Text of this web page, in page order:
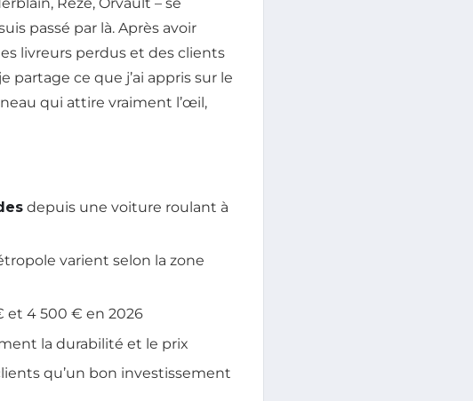
passé par là. Après avoir
livreurs perdus et des clients
partage ce que j’ai appris sur le
qui attire vraiment l’œil,
depuis une voiture roulant à
varient selon la zone
et 4 500 € en 2026
la durabilité et le prix
qu’un bon investissement